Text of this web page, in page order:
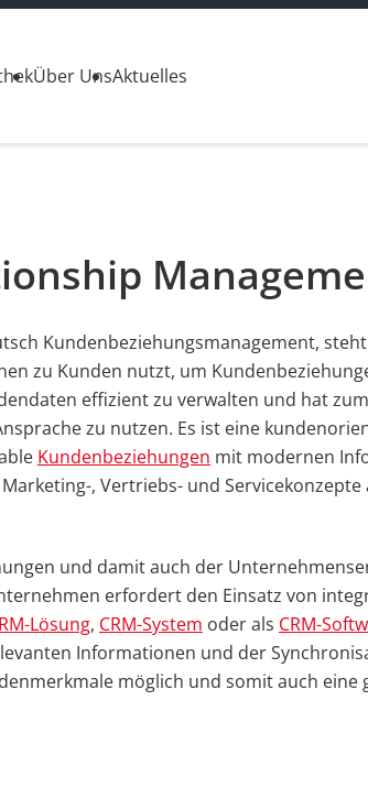
Über UnsAktuelles
Kundenbeziehungsmanagement,
zu Kunden nutzt, um
effizient zu verwalten und hat
zu nutzen. Es ist eine
Kundenbeziehungen mit modernen
, Vertriebs- und
und damit auch der
erfordert den Einsatz von
Lösung, CRM-System oder als CRM-
Informationen und der
möglich und somit auch eine